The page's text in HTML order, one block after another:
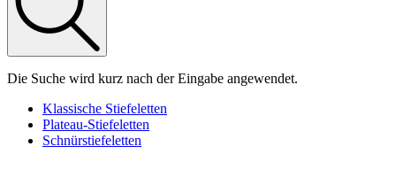
Die Suche wird kurz nach der Eingabe angewendet.
Klassische Stiefeletten
Plateau-Stiefeletten
Schnürstiefeletten